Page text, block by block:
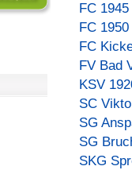
FC
FC
FC
FV Bad
KSV
SC
SG
SG
SKG